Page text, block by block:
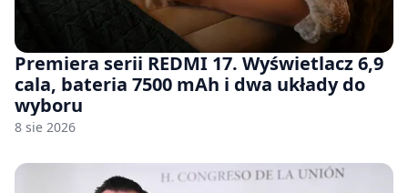
Premiera serii REDMI 17. Wyświetlacz 6,9
cala, bateria 7500 mAh i dwa układy do
wyboru
8 sie 2026